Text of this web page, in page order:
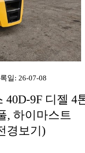
일: 26-07-08
40D-9F 디젤 4
, 하이마스트
경보기)